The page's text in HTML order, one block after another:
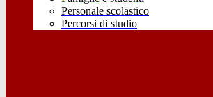
Personale scolastico
Percorsi di studio